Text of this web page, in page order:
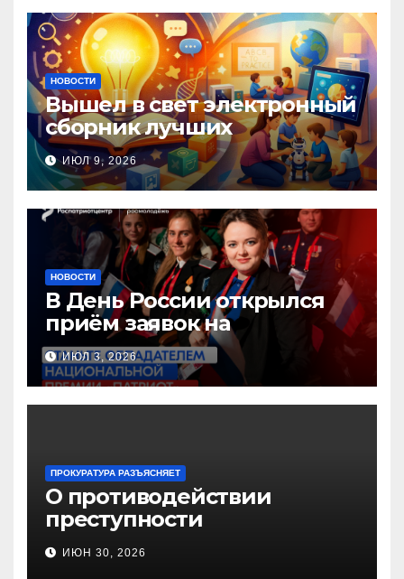
НОВОСТИ
Вышел в свет электронный
сборник лучших
инновационных практик
педагогов дошкольного
образования!
ИЮЛ 9, 2026
НОВОСТИ
В День России открылся
приём заявок на
Национальную премию
«Патриот»
ИЮЛ 3, 2026
ПРОКУРАТУРА РАЗЪЯСНЯЕТ
О противодействии
преступности
несовершеннолетних и
нарушению их прав
ИЮН 30, 2026